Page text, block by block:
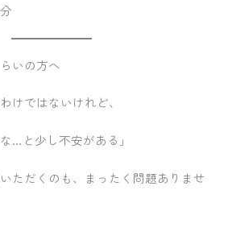
いの方へ
けではないけれど、
…と少し不安がある」
ただくのも、まったく問題ありませ